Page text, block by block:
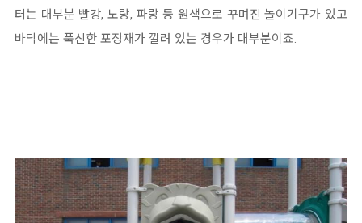
터는 대부분 빨강, 노랑, 파랑 등 원색으로 꾸며진 놀이기구가 있고
바닥에는 푹신한 포장재가 깔려 있는 경우가 대부분이죠.